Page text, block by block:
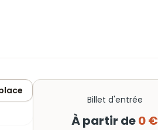
Billet d'entrée
À partir de0 €